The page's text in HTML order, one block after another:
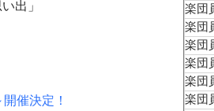
出」
催決定！
楽団
楽団
楽団
楽団
楽団
楽団